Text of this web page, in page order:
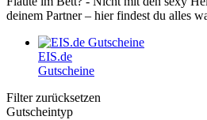
deinem Partner – hier findest du alles
EIS.de
Gutscheine
Filter zurücksetzen
Gutscheintyp